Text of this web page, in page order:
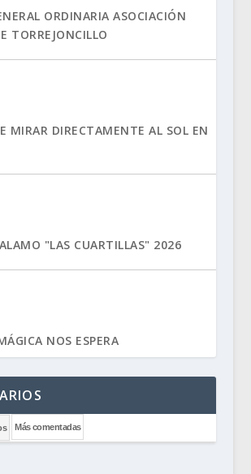
ORDINARIA ASOCIACIÓN
TORREJONCILLO
MIRAR DIRECTAMENTE AL SOL EN
"LAS CUARTILLAS" 2026
NOS ESPERA
Más comentadas